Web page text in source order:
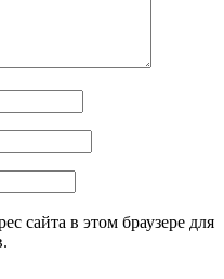
сайта в этом браузере для